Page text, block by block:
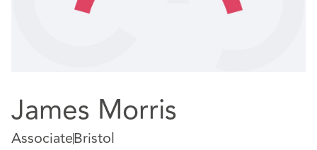
James Morris
AssociateBristol